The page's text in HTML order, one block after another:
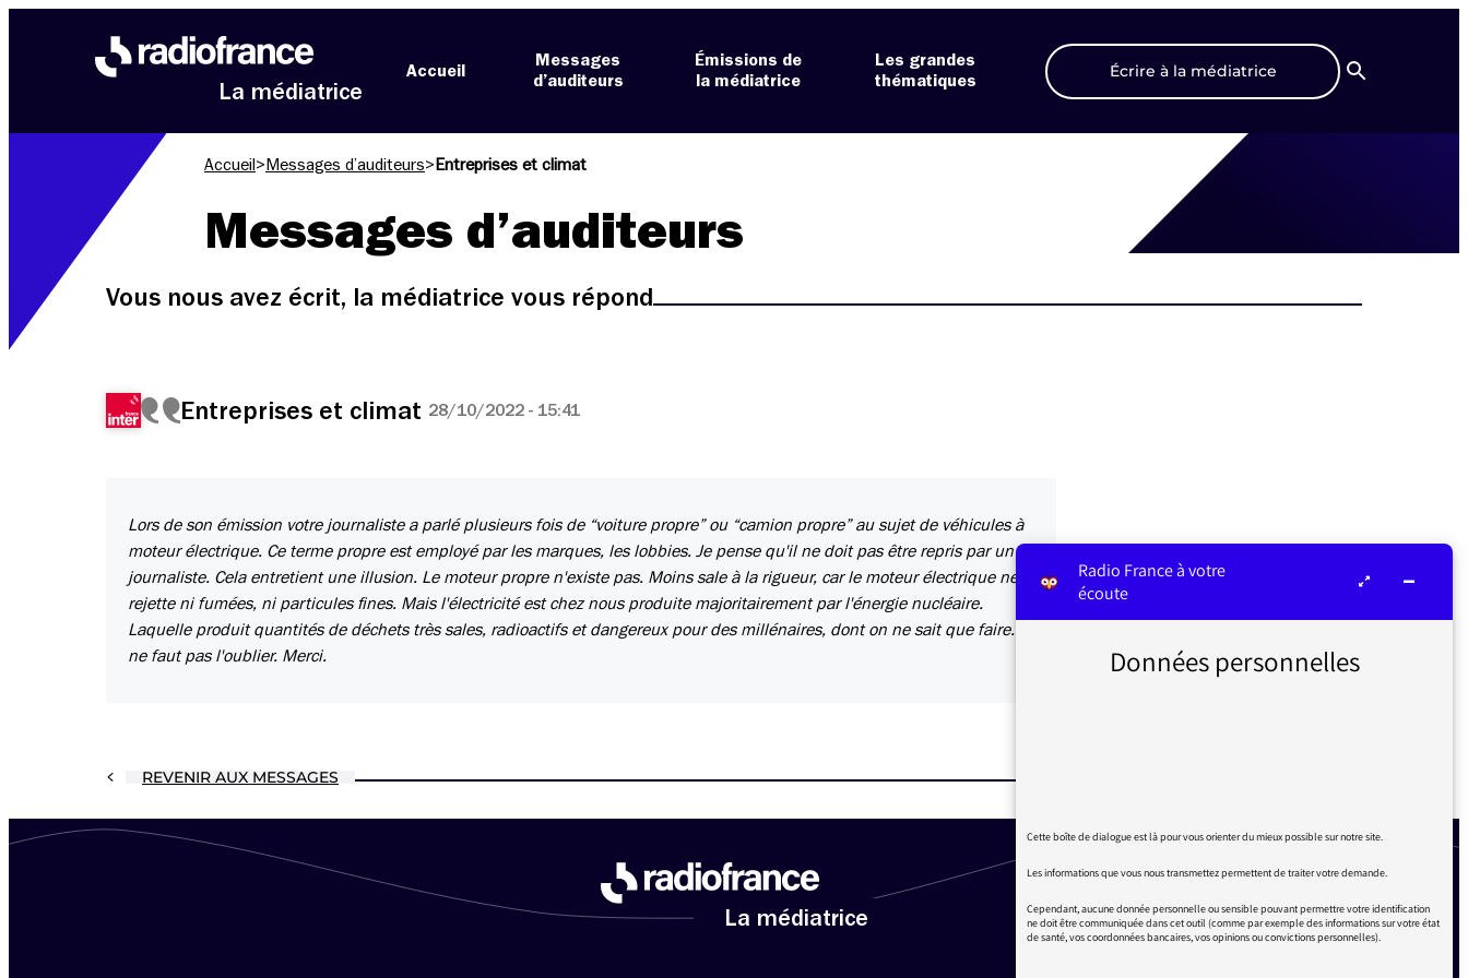
La médiatrice
Accueil
Messages
d’auditeurs
Émissions de
la médiatrice
Les grandes
thématiques
Écrire à la médiatrice
Recherche
Accueil > Messages d’auditeurs> Entreprises et climat
Messages d’auditeurs
Vous nous avez écrit, la médiatrice vous répond
Entreprises et climat 28/10/2022 - 15:41
Lors de son émission votre journaliste a parlé plusieurs fois de “voiture propre” ou “camion propre” au sujet de véhicules à
moteur électrique. Ce terme propre est employé par les marques, les lobbies. Je pense qu'il ne doit pas être repris par un
journaliste. Cela entretient une illusion. Le moteur propre n'existe pas. Moins sale à la rigueur, car le moteur électrique ne
rejette ni fumées, ni particules fines. Mais l'électricité est chez nous produite majoritairement par l'énergie nucléaire.
Laquelle produit quantités de déchets très sales, radioactifs et dangereux pour des millénaires, dont on ne sait que faire. Il
ne faut pas l'oublier. Merci.
REVENIR AUX MESSAGES
La médiatrice
Radio France à votre
écoute
Données personnelles
Cette boîte de dialogue est là pour vous orienter du mieux possible sur notre site.
Les informations que vous nous transmettez permettent de traiter votre demande.
Cependant, aucune donnée personnelle ou sensible pouvant permettre votre identification
ne doit être communiquée dans cet outil (comme par exemple des informations sur votre état
de santé, vos coordonnées bancaires, vos opinions ou convictions personnelles).